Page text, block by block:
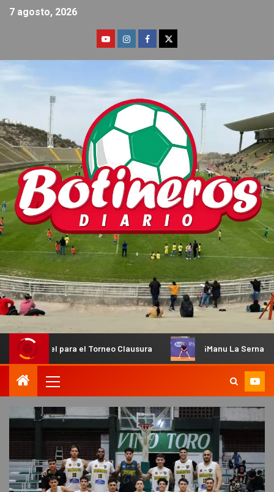
7 agosto, 2026
el Torneo Clausura ¡Manu La Serna fue convocado